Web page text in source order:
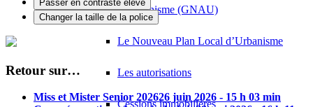
d’Urbanisme (GNAU)
Le Nouveau Plan Local d’Urbanisme
Les autorisations
Cessions immobilières
Passer en contraste élevé
Changer la taille de la police
Retour sur…
Miss et Mister Senior 202626 juin 2026 - 15 h 03 min